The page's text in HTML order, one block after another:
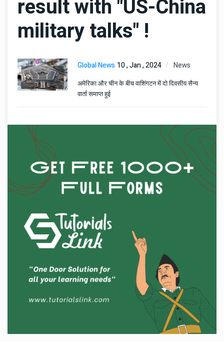
result with "US-China
military talks" !
Global News 10 , Jan , 2024 News
अमेरिका और चीन के बीच वाशिंगटन में दो दिवसीय सैन्य
वार्ता समाप्त हुई